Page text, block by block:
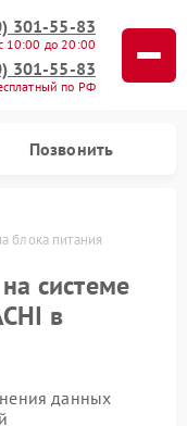
301-55-83
10:00 до 20:00
301-55-83
по РФ
Позвонить
блока питания
системе
в
данных